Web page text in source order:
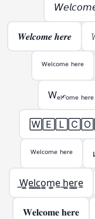
𝑾𝒆𝒍𝒄𝒐𝒎𝒆 𝒉𝒆𝒓𝒆
ᵂᵉˡᶜᵒᵐᵉ ʰᵉʳᵉ
Wₑₗ𝒸ₒₘₑ ₕₑᵣₑ
ᵂᵉˡᶜᵒᵐᵉ ʰᵉʳᵉ
̲W̲̲e̲̲l̲̲c̲̲o̲̲m̲̲e̲ ̲h̲̲e̲̲r̲̲e̲
𝐖𝐞𝐥𝐜𝐨𝐦𝐞 𝐡𝐞𝐫𝐞